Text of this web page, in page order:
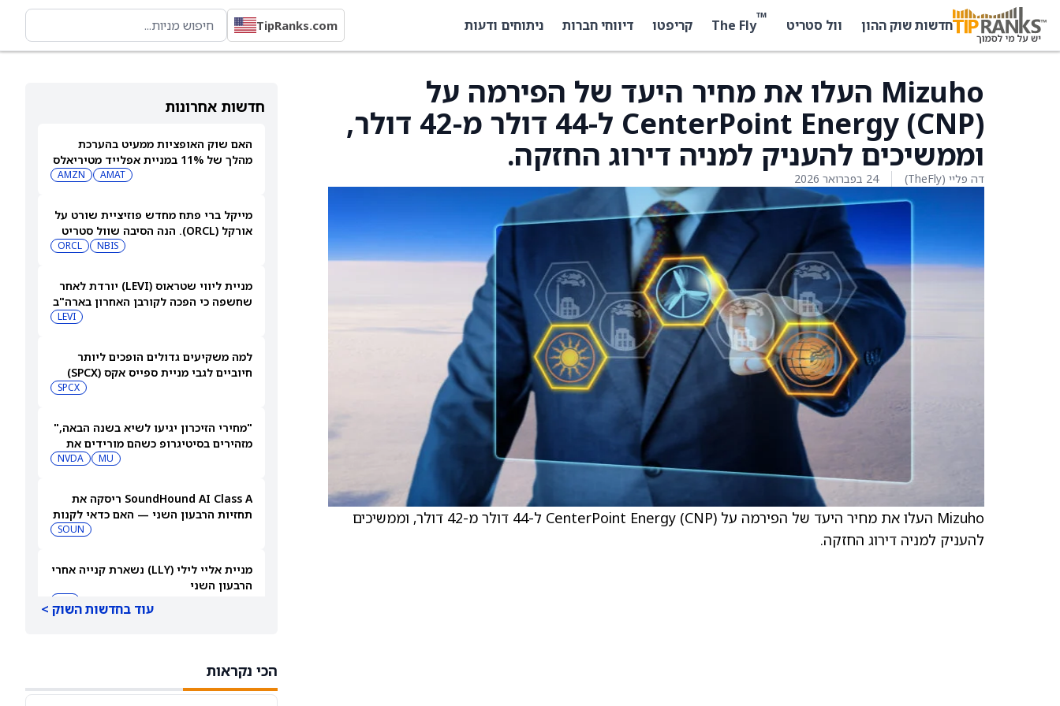
חדשות שוק ההון וול סטריט ™
The Fly קריפטו דיווחי חברות ניתוחים ודעות TipRanks.com
חדשות אחרונות
האם שוק האופציות ממעיט בהערכת
מהלך של 11% במניית אפלייד מטיריאלס
AMAT
AMZN
מייקל ברי פתח מחדש פוזיציית שורט על
אורקל (ORCL). הנה הסיבה שוול סטריט
NBIS
ORCL
מניית ליווי שטראוס (LEVI) יורדת לאחר
שחשפה כי הפכה לקורבן האחרון בארה"ב
LEVI
למה משקיעים גדולים הופכים ליותר
חיוביים לגבי מניית ספייס אקס (SPCX)
SPCX
"מחירי הזיכרון יגיעו לשיא בשנה הבאה,"
מזהירים בסיטיגרופ כשהם מורידים את
מחיר היעד של מניית מיקרון טכנולוג'י
MU
NVDA
SoundHound AI Class A ריסקה את
תחזיות הרבעון השני — האם כדאי לקנות
SOUN
מניית אליי לילי (LLY) נשארת קנייה אחרי
הרבעון השני
הדוח
עוד בחדשות השוק >
הכי נקראות
Mizuho העלו את מחיר היעד של הפירמה על
CenterPoint Energy (CNP) ל-44 דולר מ-42 דולר,
וממשיכים להעניק למניה דירוג החזקה.
דה פליי (TheFly) 24 בפברואר 2026
Mizuho העלו את מחיר היעד של הפירמה על CenterPoint Energy (CNP) ל-44 דולר מ-42 דולר, וממשיכים
להעניק למניה דירוג החזקה.